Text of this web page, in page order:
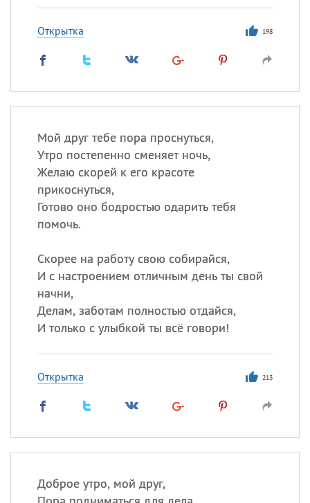
Открытка 198
Мой друг тебе пора проснуться,
Утро постепенно сменяет ночь,
Желаю скорей к его красоте
прикоснуться,
Готово оно бодростью одарить тебя
помочь.
Скорее на работу свою собирайся,
И с настроением отличным день ты свой
начни,
Делам, заботам полностью отдайся,
И только с улыбкой ты всё говори!
Открытка 213
Доброе утро, мой друг,